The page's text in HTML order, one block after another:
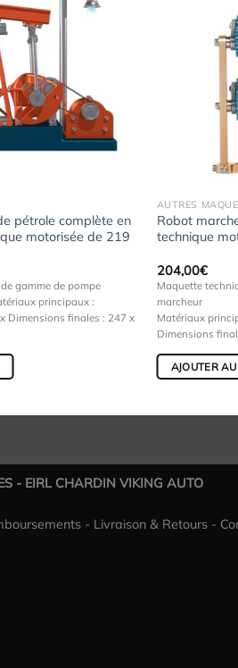
Ajouter
pétrole complète en
motorisée de 219
gamme de pompe
principaux :
Dimensions finales : 247 x
AUTRES
Robot
technique
204,00€
Maquette
marcheur
Matériaux
Dimensions
AJOUTER
- EIRL CHARDIN VIKING AUTO
- Livraison & Retours -